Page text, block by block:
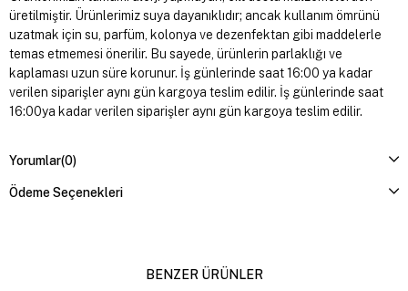
üretilmiştir. Ürünlerimiz suya dayanıklıdır; ancak kullanım ömrünü
uzatmak için su, parfüm, kolonya ve dezenfektan gibi maddelerle
temas etmemesi önerilir. Bu sayede, ürünlerin parlaklığı ve
kaplaması uzun süre korunur. İş günlerinde saat 16:00 ya kadar
verilen siparişler aynı gün kargoya teslim edilir. İş günlerinde saat
16:00ya kadar verilen siparişler aynı gün kargoya teslim edilir.
Yorumlar(0)
Ödeme Seçenekleri
BENZER ÜRÜNLER